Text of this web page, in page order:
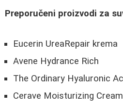
Preporučeni proizvodi za
Eucerin UreaRepair krema
Avene Hydrance Rich
The Ordinary Hyaluronic
Cerave Moisturizing Cream